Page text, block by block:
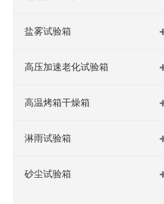
盐雾试验箱
高压加速老化试验箱
高温烤箱干燥箱
淋雨试验箱
砂尘试验箱